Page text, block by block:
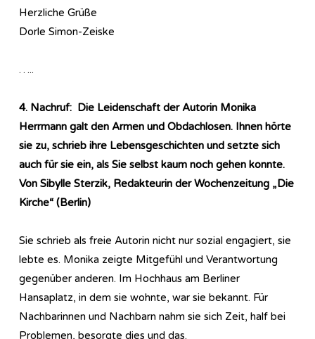
Herzliche Grüße
Dorle Simon-Zeiske
…..
4. Nachruf: Die Leidenschaft der Autorin Monika
Herrmann galt den Armen und Obdachlosen. Ihnen hörte
sie zu, schrieb ihre Lebensgeschichten und setzte sich
auch für sie ein, als Sie selbst kaum noch gehen konnte.
Von Sibylle Sterzik, Redakteurin der Wochenzeitung „Die
Kirche“ (Berlin)
Sie schrieb als freie Autorin nicht nur sozial engagiert, sie
lebte es. Monika zeigte Mitgefühl und Verantwortung
gegenüber anderen. Im Hochhaus am Berliner
Hansaplatz, in dem sie wohnte, war sie bekannt. Für
Nachbarinnen und Nachbarn nahm sie sich Zeit, half bei
Problemen, besorgte dies und das.